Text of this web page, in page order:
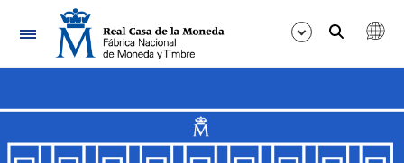
Navegación